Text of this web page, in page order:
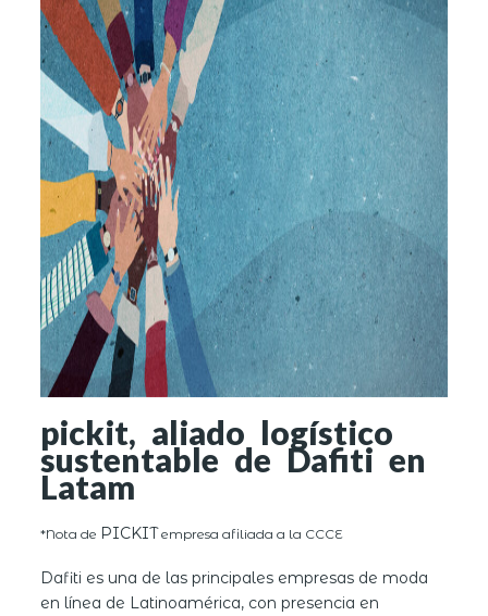
pickit, aliado logístico
sustentable de Dafiti en
Latam
*Nota de PICKITempresa afiliada a la CCCE
Dafiti es una de las principales empresas de moda
en línea de Latinoamérica, con presencia en